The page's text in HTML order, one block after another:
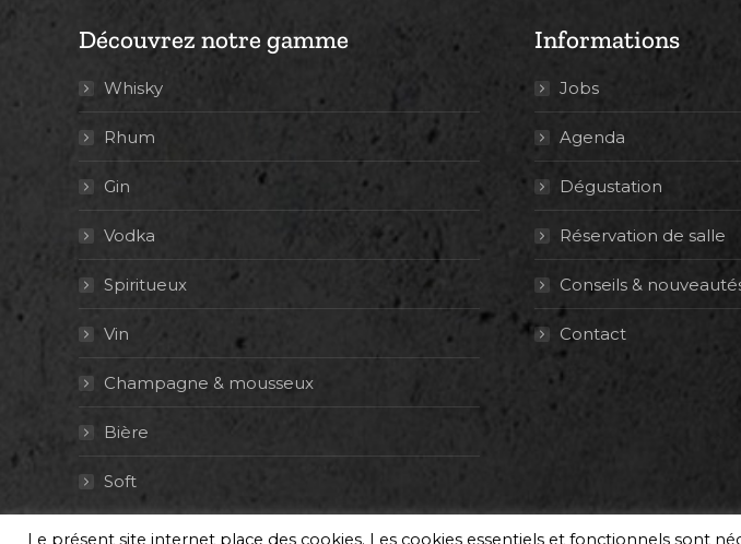
Découvrez notre gamme
Whisky
Rhum
Gin
Vodka
Spiritueux
Vin
Champagne & mousseux
Bière
Soft
Informations
Jobs
Agenda
Dégustation
Réservation de salle
Conseils &
Contact
Le présent site internet place des cookies. Les cookies essentiels et fonctionnels sont